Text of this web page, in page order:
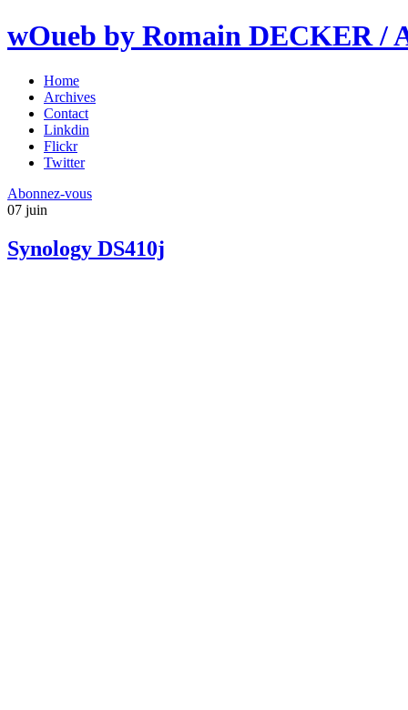
wOueb by Romain DECKER /
Home
Archives
Contact
Linkdin
Flickr
Twitter
Abonnez-vous
07 juin
Synology DS410j